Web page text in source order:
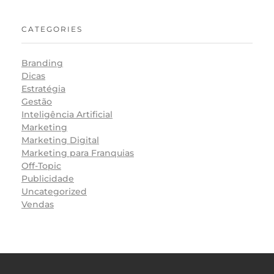
CATEGORIES
Branding
Dicas
Estratégia
Gestão
Inteligência Artificial
Marketing
Marketing Digital
Marketing para Franquias
Off-Topic
Publicidade
Uncategorized
Vendas